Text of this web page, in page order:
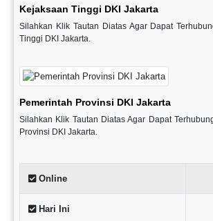
Kejaksaan Tinggi DKI Jakarta
Silahkan Klik Tautan Diatas Agar Dapat
Tinggi DKI Jakarta.
Pemerintah Provinsi DKI Jakarta
Silahkan Klik Tautan Diatas Agar Dapat
Provinsi DKI Jakarta.
Online
Hari Ini